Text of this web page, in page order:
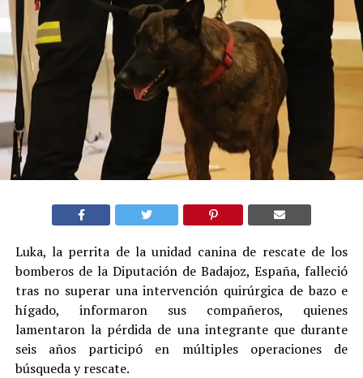
Luka, la perrita de la unidad canina de rescate de los
bomberos de la Diputación de Badajoz, España, falleció
tras no superar una intervención quirúrgica de bazo e
hígado, informaron sus compañeros, quienes
lamentaron la pérdida de una integrante que durante
seis años participó en múltiples operaciones de
búsqueda y rescate.